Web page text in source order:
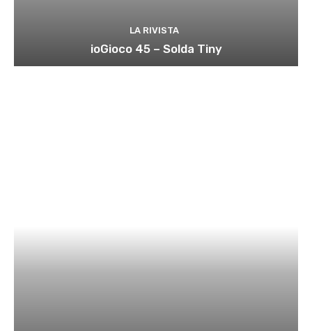
LA RIVISTA
ioGioco 45 – Solda Tiny